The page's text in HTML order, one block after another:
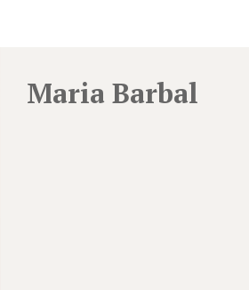
Maria Barbal